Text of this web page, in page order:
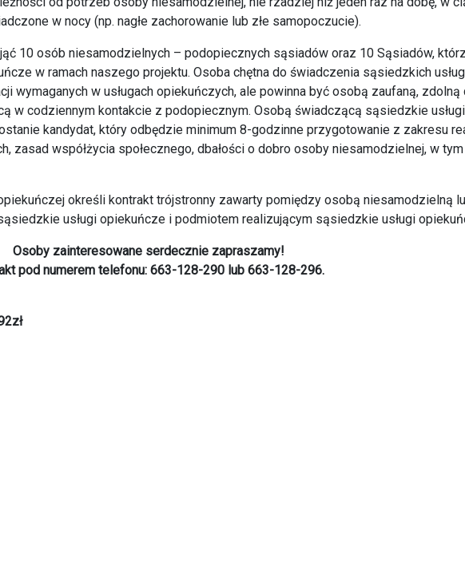
w nocy (np. nagłe zachorowanie lub złe samopoczucie).
10 osób niesamodzielnych – podopiecznych sąsiadów oraz 10 Sąsiadów,
w ramach naszego projektu. Osoba chętna do świadczenia sąsiedzkich usług
wymaganych w usługach opiekuńczych, ale powinna być osobą zaufaną, zdolną
w codziennym kontakcie z podopiecznym. Osobą świadczącą sąsiedzkie usługi
kandydat, który odbędzie minimum 8-godzinne przygotowanie z zakresu
zasad współżycia społecznego, dbałości o dobro osoby niesamodzielnej, w
określi kontrakt trójstronny zawarty pomiędzy osobą niesamodzielną
usługi opiekuńcze i podmiotem realizującym sąsiedzkie usługi
Osoby zainteresowane serdecznie zapraszamy!
pod numerem telefonu: 663-128-290 lub 663-128-296.